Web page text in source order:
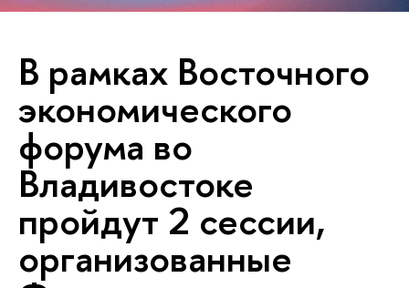
В рамках Восточного
экономического
форума во
Владивостоке
пройдут 2 сессии,
организованные